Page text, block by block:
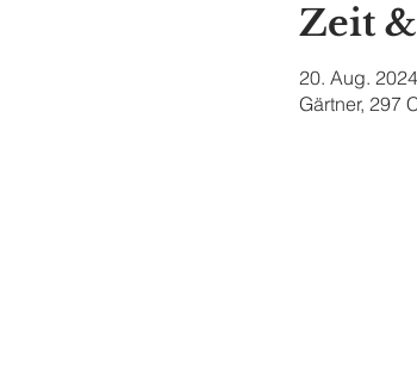
Zeit
20. Aug.
Gärtner, 297